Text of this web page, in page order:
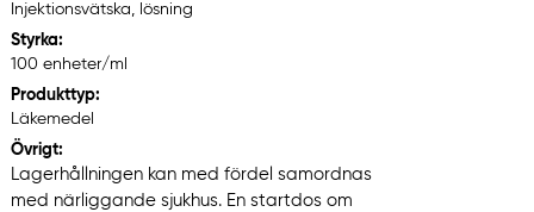
Injektionsvätska, lösning
Styrka:
100 enheter/ml
Produkttyp:
Läkemedel
Övrigt:
Lagerhållningen kan med fördel samordnas
med närliggande sjukhus. En startdos om